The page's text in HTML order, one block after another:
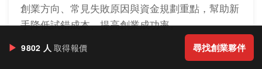
創業方向、常見失敗原因與資金規劃重點，幫助新
手降低試錯成本、提高創業成功率。
▶ 9802 人 取得報價 尋找創業夥伴